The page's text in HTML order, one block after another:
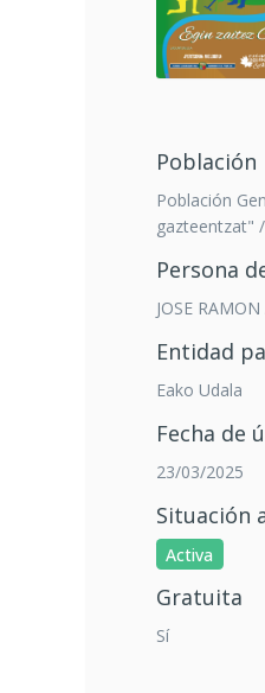
Población
Población
gazteentzat"
Persona
JOSE
Entidad
Eako Udala
Fecha de
23/03/2025
Situación
Activa
Gratuita
Sí